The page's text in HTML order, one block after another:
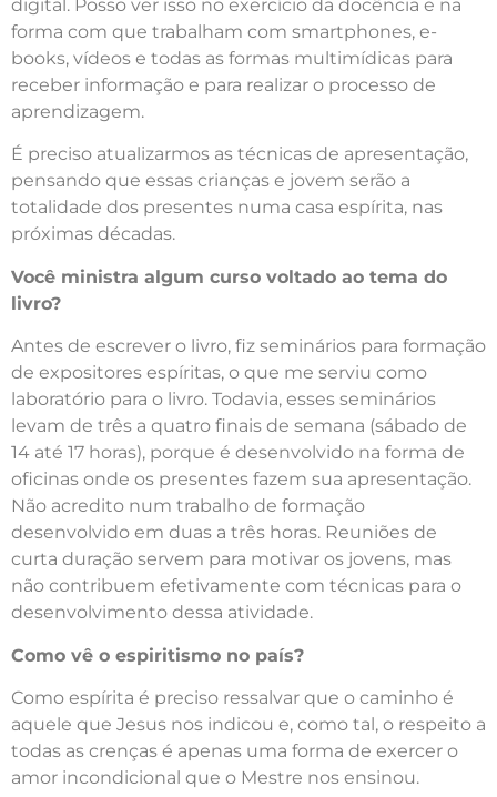
digital. Posso ver isso no exercício da docência e na
forma com que trabalham com smartphones, e-
books, vídeos e todas as formas multimídicas para
receber informação e para realizar o processo de
aprendizagem.
É preciso atualizarmos as técnicas de apresentação,
pensando que essas crianças e jovem serão a
totalidade dos presentes numa casa espírita, nas
próximas décadas.
Você ministra algum curso voltado ao tema do
livro?
Antes de escrever o livro, fiz seminários para formação
de expositores espíritas, o que me serviu como
laboratório para o livro. Todavia, esses seminários
levam de três a quatro finais de semana (sábado de
14 até 17 horas), porque é desenvolvido na forma de
oficinas onde os presentes fazem sua apresentação.
Não acredito num trabalho de formação
desenvolvido em duas a três horas. Reuniões de
curta duração servem para motivar os jovens, mas
não contribuem efetivamente com técnicas para o
desenvolvimento dessa atividade.
Como vê o espiritismo no país?
Como espírita é preciso ressalvar que o caminho é
aquele que Jesus nos indicou e, como tal, o respeito a
todas as crenças é apenas uma forma de exercer o
amor incondicional que o Mestre nos ensinou.